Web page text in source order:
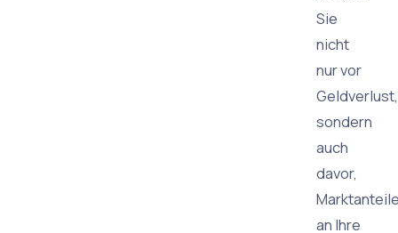
Sie
nicht
nur vor
Geldverlust,
sondern
auch
davor,
an Ihre